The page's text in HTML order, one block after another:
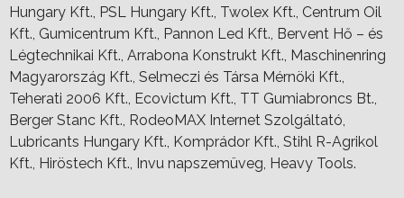
Hungary Kft., PSL Hungary Kft., Twolex Kft., Centrum Oil
Kft., Gumicentrum Kft., Pannon Led Kft., Bervent Hő – és
Légtechnikai Kft., Arrabona Konstrukt Kft., Maschinenring
Magyarország Kft., Selmeczi és Társa Mérnöki Kft.,
Teherati 2006 Kft., Ecovictum Kft., TT Gumiabroncs Bt.,
Berger Stanc Kft., RodeoMAX Internet Szolgáltató,
Lubricants Hungary Kft., Komprádor Kft., Stihl R-Agrikol
Kft., Hiröstech Kft., Invu napszemüveg, Heavy Tools.